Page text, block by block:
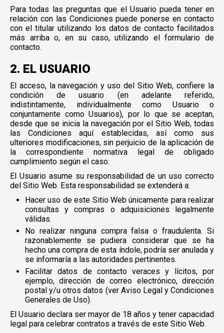
Para todas las preguntas que el Usuario pueda tener en
relación con las Condiciones puede ponerse en contacto
con el titular utilizando los datos de contacto facilitados
más arriba o, en su caso, utilizando el formulario de
contacto.
2. EL USUARIO
El acceso, la navegación y uso del Sitio Web, confiere la
condición de usuario (en adelante referido,
indistintamente, individualmente como Usuario o
conjuntamente como Usuarios), por lo que se aceptan,
desde que se inicia la navegación por el Sitio Web, todas
las Condiciones aquí establecidas, así como sus
ulteriores modificaciones, sin perjuicio de la aplicación de
la correspondiente normativa legal de obligado
cumplimiento según el caso.
El Usuario asume su responsabilidad de un uso correcto
del Sitio Web. Esta responsabilidad se extenderá a:
Hacer uso de este Sitio Web únicamente para realizar
consultas y compras o adquisiciones legalmente
válidas.
No realizar ninguna compra falsa o fraudulenta. Si
razonablemente se pudiera considerar que se ha
hecho una compra de esta índole, podría ser anulada y
se informaría a las autoridades pertinentes.
Facilitar datos de contacto veraces y lícitos, por
ejemplo, dirección de correo electrónico, dirección
postal y/u otros datos (ver Aviso Legal y Condiciones
Generales de Uso).
El Usuario declara ser mayor de 18 años y tener capacidad
legal para celebrar contratos a través de este Sitio Web.